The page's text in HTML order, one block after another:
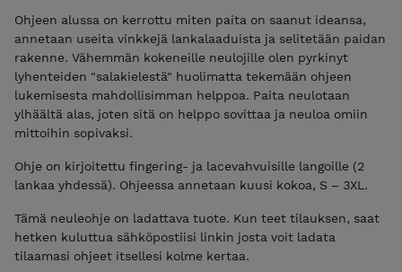
Ohjeen alussa on kerrottu miten paita on saanut ideansa,
annetaan useita vinkkejä lankalaaduista ja selitetään paidan
rakenne. Vähemmän kokeneille neulojille olen pyrkinyt
lyhenteiden "salakielestä" huolimatta tekemään ohjeen
lukemisesta mahdollisimman helppoa. Paita neulotaan
ylhäältä alas, joten sitä on helppo sovittaa ja neuloa omiin
mittoihin sopivaksi.
Ohje on kirjoitettu fingering- ja lacevahvuisille langoille (2
lankaa yhdessä). Ohjeessa annetaan kuusi kokoa, S – 3XL.
Tämä neuleohje on ladattava tuote. Kun teet tilauksen, saat
hetken kuluttua sähköpostiisi linkin josta voit ladata
tilaamasi ohjeet itsellesi kolme kertaa.